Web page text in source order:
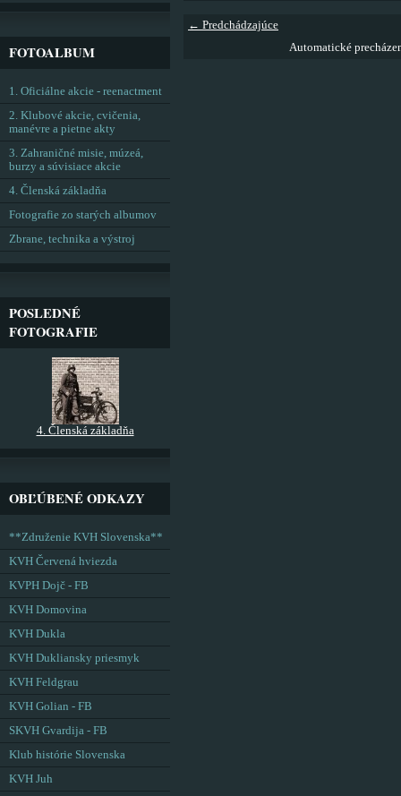
← Predchádzajúce
Automatické
FOTOALBUM
1. Oficiálne akcie - reenactment
2. Klubové akcie, cvičenia,
manévre a pietne akty
3. Zahraničné misie, múzeá,
burzy a súvisiace akcie
4. Členská základňa
Fotografie zo starých albumov
Zbrane, technika a výstroj
POSLEDNÉ
FOTOGRAFIE
4. Členská základňa
OBĽÚBENÉ ODKAZY
**Združenie KVH Slovenska**
KVH Červená hviezda
KVPH Dojč - FB
KVH Domovina
KVH Dukla
KVH Dukliansky priesmyk
KVH Feldgrau
KVH Golian - FB
SKVH Gvardija - FB
Klub histórie Slovenska
KVH Juh